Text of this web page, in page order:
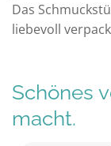
Das
liebevoll
Schönes
macht.